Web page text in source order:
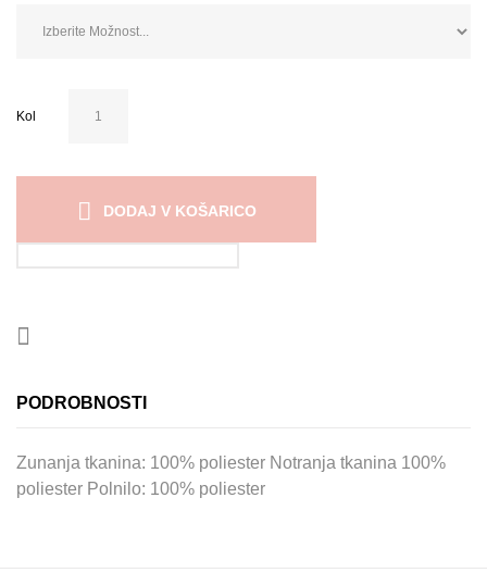
Kol
DODAJ V KOŠARICO
PODROBNOSTI
Zunanja tkanina: 100% poliester Notranja tkanina 100%
poliester Polnilo: 100% poliester